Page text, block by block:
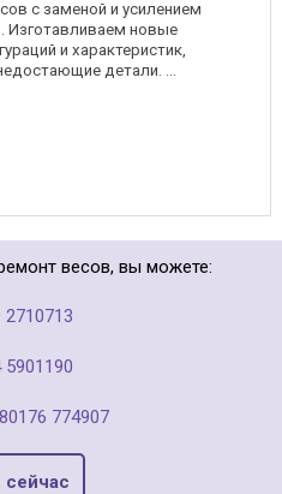
с заменой и усилением
Изготавливаем новые
и характеристик,
детали. ...
весов, вы можете:
2710713
5901190
774907
сейчас